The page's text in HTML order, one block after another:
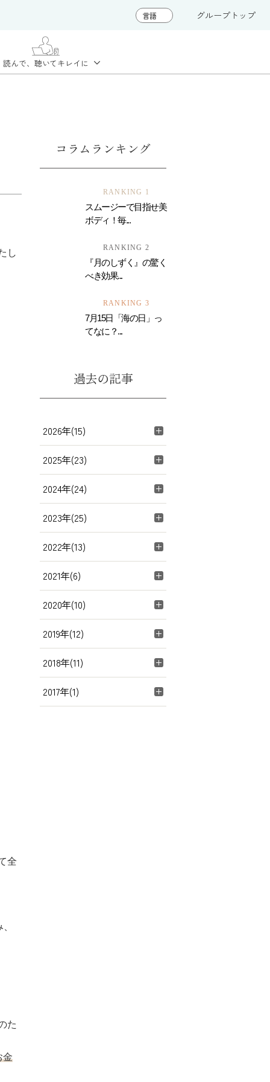
グループトップ
読んで、聴いてキレイに
し
全
た
金
コラムランキング
RANKING 1
スムージーで目指せ美
ボディ！毎...
RANKING 2
『月のしずく』の驚く
べき効果...
RANKING 3
7月15日「海の日」っ
てなに？...
過去の記事
2026年(15)
2025年(23)
2024年(24)
2023年(25)
2022年(13)
2021年(6)
2020年(10)
2019年(12)
2018年(11)
2017年(1)